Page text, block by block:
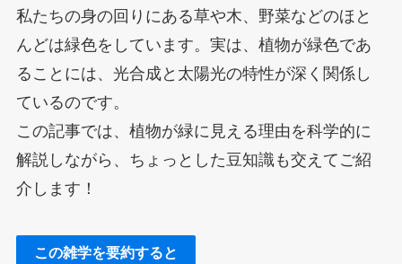
私たちの身の回りにある草や木、野菜などのほと
んどは緑色をしています。実は、植物が緑色であ
ることには、光合成と太陽光の特性が深く関係し
ているのです。
この記事では、植物が緑に見える理由を科学的に
解説しながら、ちょっとした豆知識も交えてご紹
介します！
この雑学を要約すると